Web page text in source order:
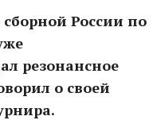
России по
резонансное
о своей